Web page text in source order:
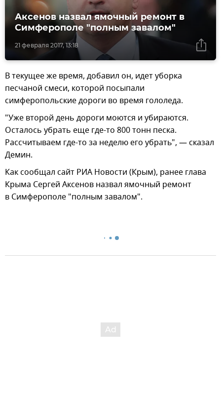
21 февраля 2017, 13:18
Аксенов назвал ямочный ремонт в
Симферополе "полным завалом"
В текущее же время, добавил он, идет уборка
песчаной смеси, которой посыпали
симферопольские дороги во время гололеда.
"Уже второй день дороги моются и убираются.
Осталось убрать еще где-то 800 тонн песка.
Рассчитываем где-то за неделю его убрать", — сказал
Демин.
Как сообщал сайт РИА Новости (Крым), ранее глава
Крыма Сергей Аксенов назвал ямочный ремонт
в Симферополе "полным завалом".